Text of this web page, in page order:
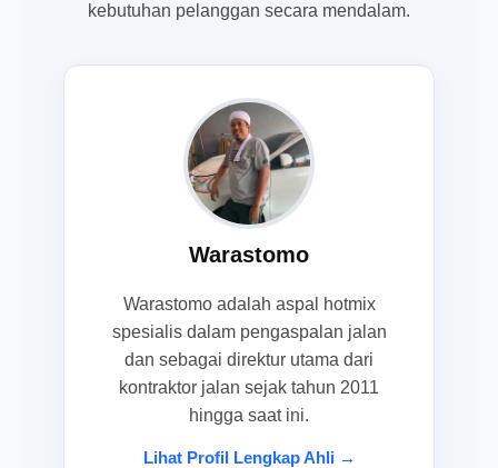
kebutuhan pelanggan secara mendalam.
Warastomo
Warastomo adalah aspal hotmix
spesialis dalam pengaspalan jalan
dan sebagai direktur utama dari
kontraktor jalan sejak tahun 2011
hingga saat ini.
Lihat Profil Lengkap Ahli →